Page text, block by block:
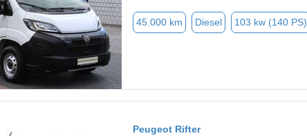
45.000 km Diesel 103 kw (140 PS)
Peugeot Rifter